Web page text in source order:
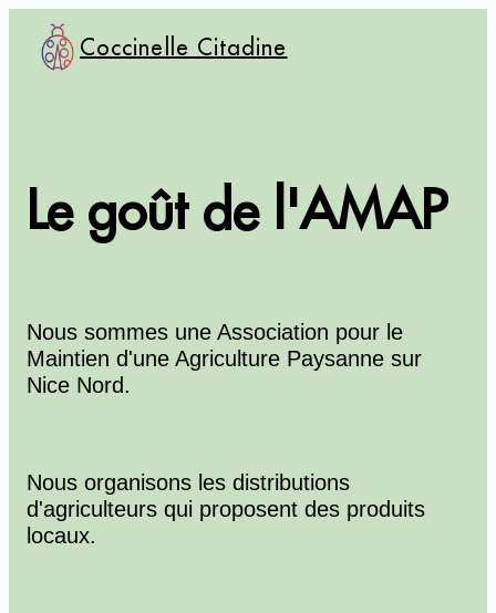
Coccinelle Citadine
Le goût de l'AMAP
Nous sommes une Association pour le
Maintien d'une Agriculture Paysanne sur
Nice Nord.
Nous organisons les distributions
d'agriculteurs qui proposent des produits
locaux.